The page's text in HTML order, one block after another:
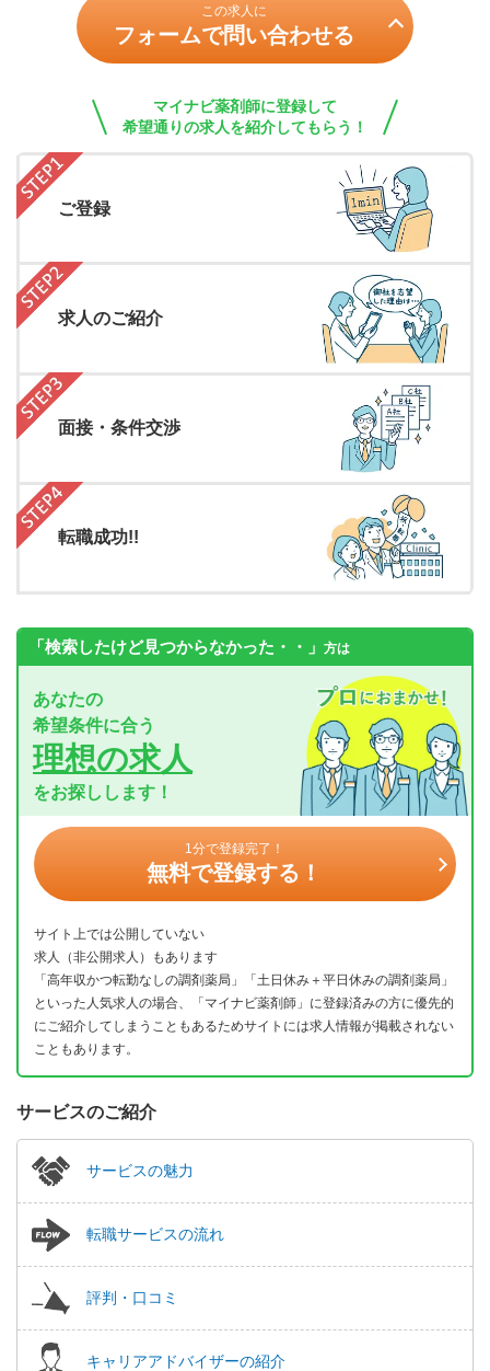
この求人に
フォームで問い合わせる
マイナビ薬剤師に登録して
希望通りの求人を紹介してもらう！
ご登録
求人のご紹介
面接・条件交渉
転職成功!!
「検索したけど見つからなかった・・」 方は
あなたの
希望条件に合う
理想の求人
をお探しします！
1分で登録完了！
無料で登録する！
サイト上では公開していない
求人（非公開求人）もあります
「高年収かつ転勤なしの調剤薬局」「土日休み＋平日休みの調剤薬局」
といった人気求人の場合、「マイナビ薬剤師」に登録済みの方に優先的
にご紹介してしまうこともあるためサイトには求人情報が掲載されない
こともあります。
サービスのご紹介
サービスの魅力
転職サービスの流れ
評判・口コミ
キャリアアドバイザーの紹介